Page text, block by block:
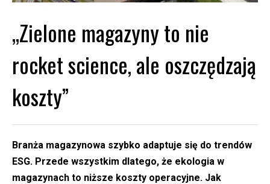
„Zielone magazyny to nie
rocket science, ale oszczędzają
koszty”
Branża magazynowa szybko adaptuje się do trendów
ESG. Przede wszystkim dlatego, że ekologia w
magazynach to niższe koszty operacyjne. Jak